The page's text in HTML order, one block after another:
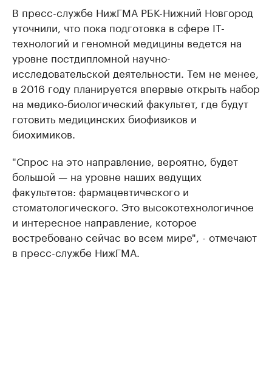
В пресс-службе НижГМА РБК-Нижний Новгород
уточнили, что пока подготовка в сфере IT-
технологий и геномной медицины ведется на
уровне постдипломной научно-
исследовательской деятельности. Тем не менее,
в 2016 году планируется впервые открыть набор
на медико-биологический факультет, где будут
готовить медицинских биофизиков и
биохимиков.
"Спрос на это направление, вероятно, будет
большой — на уровне наших ведущих
факультетов: фармацевтического и
стоматологического. Это высокотехнологичное
и интересное направление, которое
востребовано сейчас во всем мире", - отмечают
в пресс-службе НижГМА.